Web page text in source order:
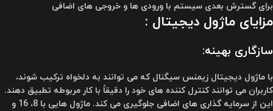
برای گسترش بعدی سیستم با ورودی ها و خروجی های اضافی
مزایای ماژول دیجیتال :
سازگاری بهینه:
با ماژول دیجیتال زیمنس سیگنال که می توانند به دلخواه ترکیب شوند،
کاربران می توانند کنترل کننده های خود را دقیقاً با کار مربوطه تطبیق دهند.
این از سرمایه گذاری های اضافی جلوگیری می کند. ماژول هایی با 8، 16 و